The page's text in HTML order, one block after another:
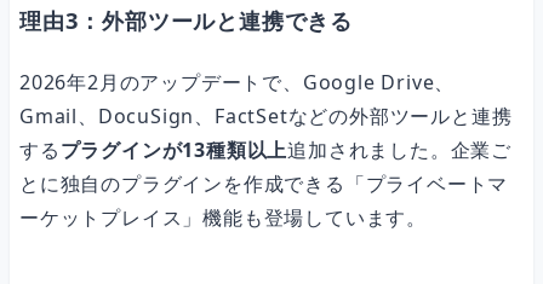
理由3：外部ツールと連携できる
2026年2月のアップデートで、Google Drive、
Gmail、DocuSign、FactSetなどの外部ツールと連携
するプラグインが13種類以上追加されました。企業ご
とに独自のプラグインを作成できる「プライベートマ
ーケットプレイス」機能も登場しています。